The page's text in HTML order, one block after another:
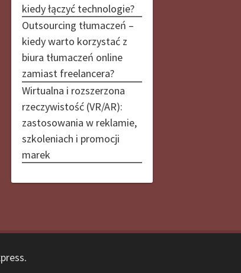
kiedy łączyć technologie?
Outsourcing tłumaczeń –
kiedy warto korzystać z
biura tłumaczeń online
zamiast freelancera?
Wirtualna i rozszerzona
rzeczywistość (VR/AR):
zastosowania w reklamie,
szkoleniach i promocji
marek
.